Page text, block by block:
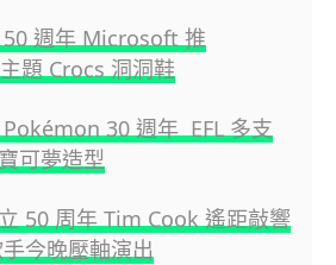
週年 Microsoft 推
題 Crocs 洞洞鞋
30 週年 EFL 多支
可夢造型
50 周年 Tim Cook 遙距敲響
今晚壓軸演出